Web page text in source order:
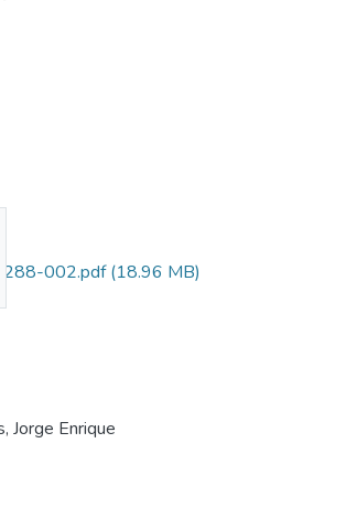
002.pdf(18.96 MB)
Jorge Enrique